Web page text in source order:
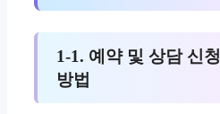
1-1. 예약 및 상담 신청
방법